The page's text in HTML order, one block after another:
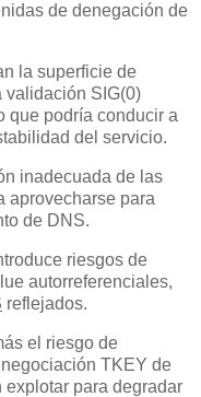
de denegación de
la superficie de
validación SIG(0)
que podría conducir a
del servicio.
inadecuada de las
aprovecharse para
de DNS.
riesgos de
autorreferenciales,
reflejados.
el riesgo de
TKEY de
para degradar